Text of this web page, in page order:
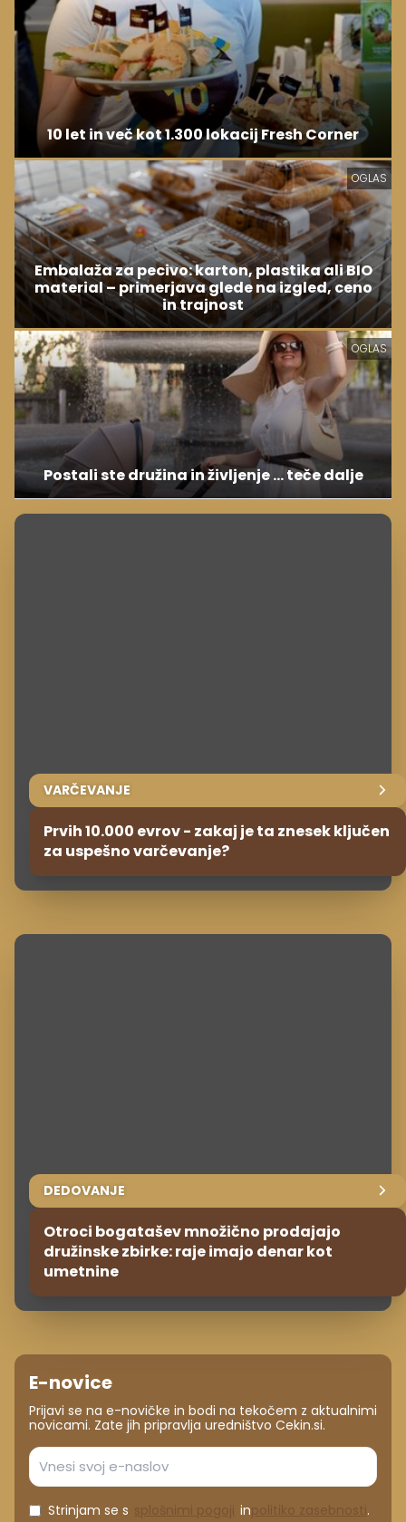
10 let in več kot 1.300 lokacij Fresh Corner
OGLAS
Embalaža za pecivo: karton, plastika ali BIO
material – primerjava glede na izgled, ceno
in trajnost
OGLAS
Postali ste družina in življenje ... teče dalje
VARČEVANJE
Prvih 10.000 evrov - zakaj je ta znesek ključen
za uspešno varčevanje?
DEDOVANJE
Otroci bogatašev množično prodajajo
družinske zbirke: raje imajo denar kot
umetnine
E-novice
Prijavi se na e-novičke in bodi na tekočem z aktualnimi
novicami. Zate jih pripravlja uredništvo Cekin.si.
Strinjam se s in .